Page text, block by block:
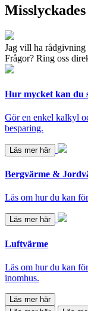
Misslyckades
Jag vill ha rådgivning
Frågor? Ring oss
Hur mycket kan du
Gör en enkel kalkyl
besparing.
Läs mer här
Bergvärme &
Läs om hur du kan
Läs mer här
Luftvärme
Läs om hur du kan
inomhus.
Läs mer här